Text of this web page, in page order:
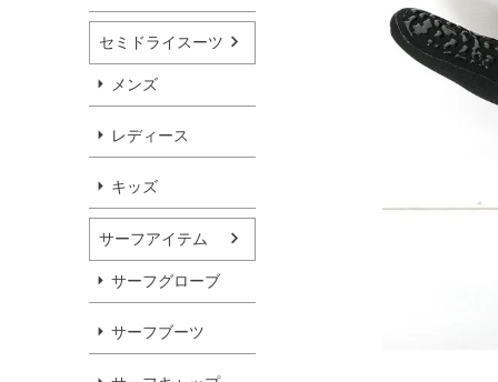
セミドライスーツ
メンズ
レディース
キッズ
サーフアイテム
サーフグローブ
サーフブーツ